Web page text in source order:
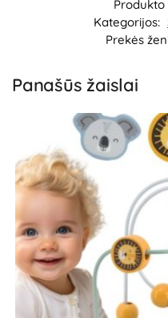
Produkto
Kategorijos:
Prekės
Panašūs žaislai